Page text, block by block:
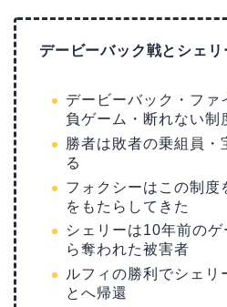
デービーバック戦とシェリ
デービーバック・ファ
負ゲーム・断れない制
勝者は敗者の乗組員・
る
フォクシーはこの制度
をもたらしてきた
シェリーは10年前の
ら奪われた被害者
ルフィの勝利でシェリ
とへ帰還